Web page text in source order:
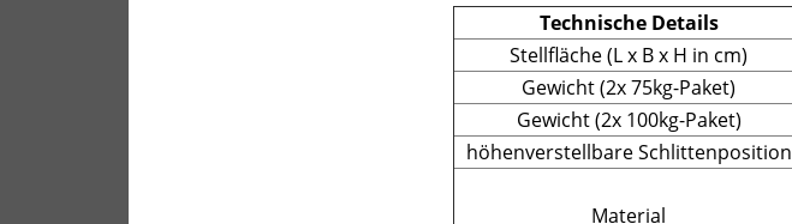
Technische Details
Stellfläche (L x B x H in cm)
Gewicht (2x 75kg-Paket)
Gewicht (2x 100kg-Paket)
höhenverstellbare Schlittenposition
Material